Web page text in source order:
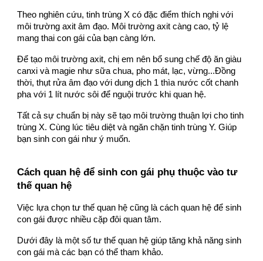
Theo nghiên cứu, tinh trùng X có đặc điểm thích nghi với
môi trường axit âm đạo. Môi trường axit càng cao, tỷ lệ
mang thai con gái của bạn càng lớn.
Để tạo môi trường axit, chị em nên bổ sung chế độ ăn giàu
canxi và magie như sữa chua, pho mát, lạc, vừng...Đồng
thời, thụt rửa âm đạo với dung dịch 1 thìa nước cốt chanh
pha với 1 lít nước sôi để nguội trước khi quan hệ.
Tất cả sự chuẩn bị này sẽ tạo môi trường thuận lợi cho tinh
trùng X. Cùng lúc tiêu diệt và ngăn chặn tinh trùng Y. Giúp
bạn sinh con gái như ý muốn.
Cách quan hệ để sinh con gái phụ thuộc vào tư
thế quan hệ
Việc lựa chọn tư thế quan hệ cũng là cách quan hệ để sinh
con gái được nhiều cặp đôi quan tâm.
Dưới đây là một số tư thế quan hệ giúp tăng khả năng sinh
con gái mà các bạn có thể tham khảo.